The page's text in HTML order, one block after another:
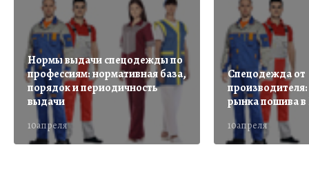
10апреля
Нормы выдачи спецодежды по
профессиям: нормативная база,
порядок и периодичность
выдачи
10апреля
Спецодежда от
рынка пошива в